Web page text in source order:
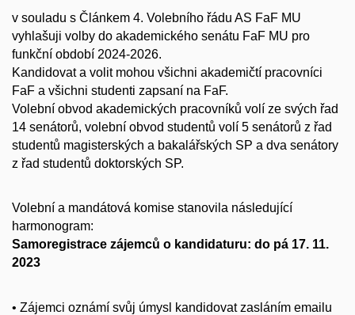
v souladu s Článkem 4. Volebního řádu AS FaF MU
vyhlašuji volby do akademického senátu FaF MU pro
funkční období 2024-2026.
Kandidovat a volit mohou všichni akademičtí pracovníci
FaF a všichni studenti zapsaní na FaF.
Volební obvod akademických pracovníků volí ze svých řad
14 senátorů, volební obvod studentů volí 5 senátorů z řad
studentů magisterských a bakalářských SP a dva senátory
z řad studentů doktorských SP.
Volební a mandátová komise stanovila následující
harmonogram:
Samoregistrace zájemců o kandidaturu: do pá 17. 11.
2023
• Zájemci oznámí svůj úmysl kandidovat zasláním emailu